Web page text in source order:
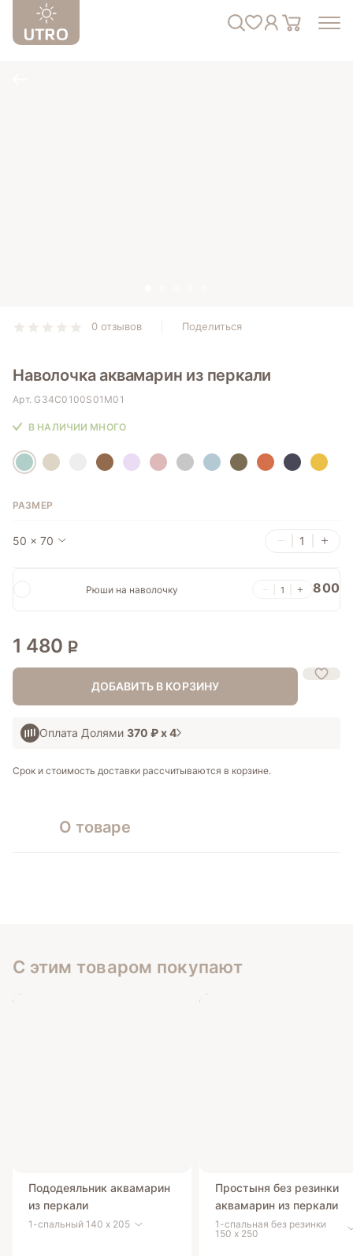
0 отзывов Поделиться
Наволочка аквамарин из перкали
Арт.G34C0100S01M01
В НАЛИЧИИ МНОГО
РАЗМЕР
50 x 70
Рюши на наволочку 800
1 480
ДОБАВИТЬ В КОРЗИНУ
Оплата Долями370 ₽х 4
Срок и стоимость доставки рассчитываются в корзине.
О товаре
С этим товаром покупают
Пододеяльник аквамарин
из перкали
1-спальный 140 x 205
Простыня без резинки
аквамарин из перкали
1-спальная без резинки
150 х 250